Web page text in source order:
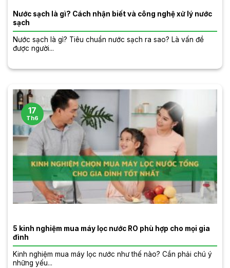
Nước sạch là gì? Cách nhận biết và công nghệ xử lý nước
sạch
Nước sạch là gì? Tiêu chuẩn nước sạch ra sao? Là vấn đề
được người...
5 kinh nghiệm mua máy lọc nước RO phù hợp cho mọi gia
đình
Kinh nghiệm mua máy lọc nước như thế nào? Cần phải chú ý
những yếu...
17
Th6